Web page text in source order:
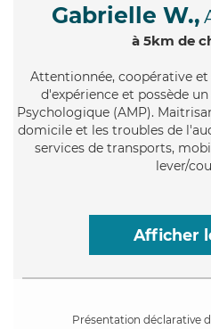
Gabrielle W.,
à 5km de
Attentionnée, coopérative et
d'expérience et possède
Psychologique (AMP).
domicile et les troubles de
services de transports,
lever/
Afficher
Présentation déclarative